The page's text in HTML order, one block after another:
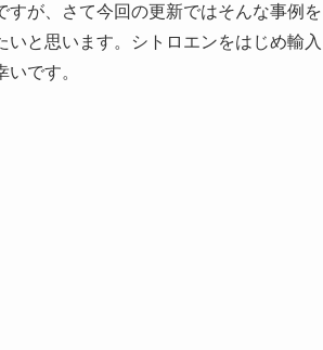
が、さて今回の更新ではそんな事例を
と思います。シトロエンをはじめ輸入
です。